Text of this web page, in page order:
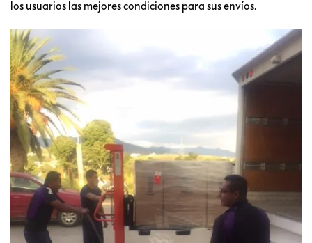
los usuarios las mejores condiciones para sus envíos.